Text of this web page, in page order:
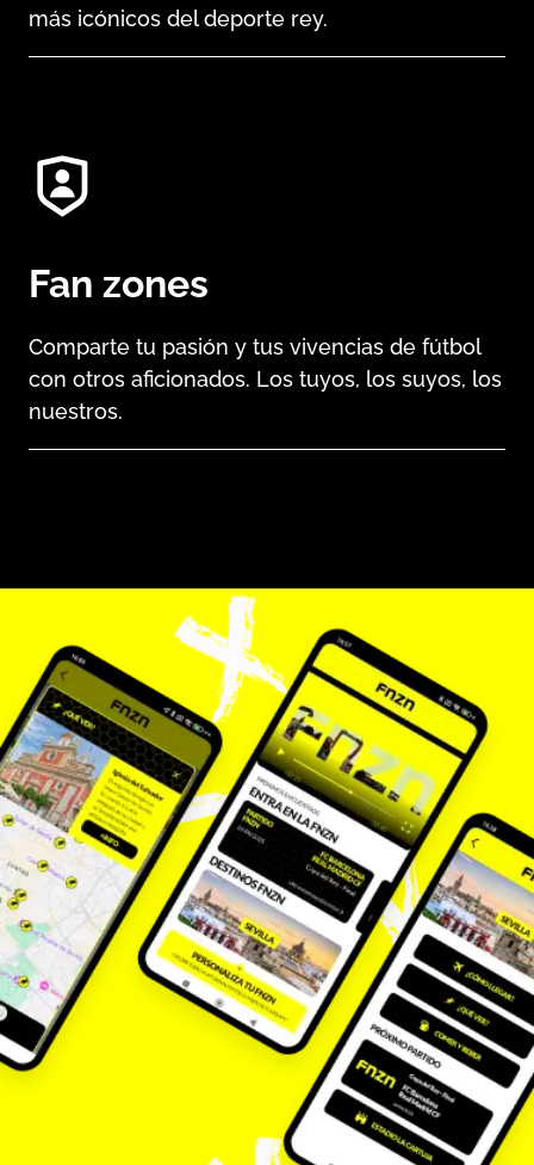
más icónicos del deporte rey.
Fan zones
Comparte tu pasión y tus vivencias de fútbol
con otros aficionados. Los tuyos, los suyos, los
nuestros.